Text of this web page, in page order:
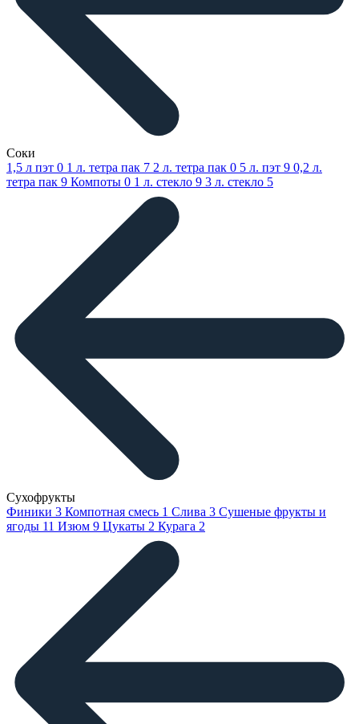
Соки
1,5 л пэт 0 1 л. тетра пак 7 2 л. тетра пак 0 5 л. пэт 9 0,2 л.
тетра пак 9 Компоты 0 1 л. стекло 9 3 л. стекло 5
Сухофрукты
Финики 3 Компотная смесь 1 Слива 3 Сушеные фрукты и
ягоды 11 Изюм 9 Цукаты 2 Курага 2